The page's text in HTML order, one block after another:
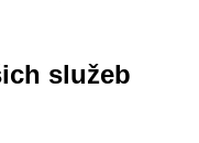
služeb